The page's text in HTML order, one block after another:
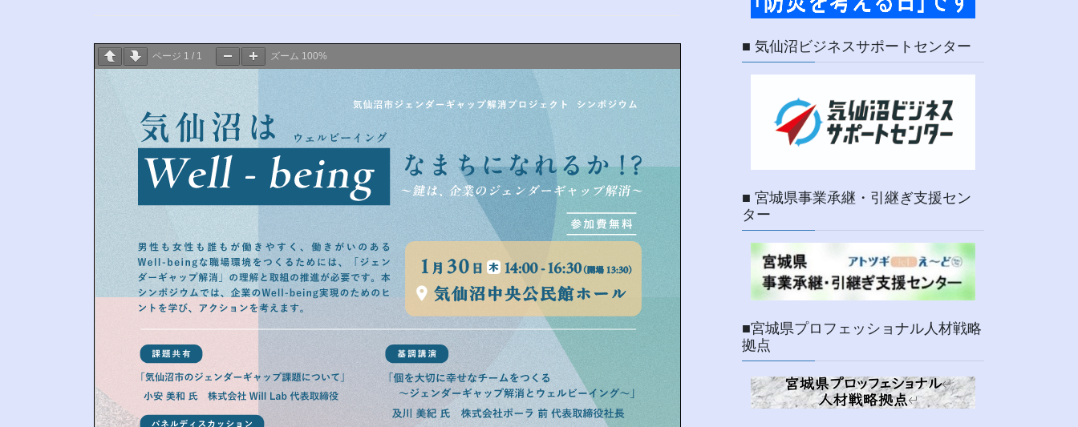
ページ 1 / 1 ズーム 100%
■ 気仙沼ビジネスサポートセンター
■ 宮城県事業承継・引継ぎ支援セン
ター
■宮城県プロフェッショナル人材戦略
拠点